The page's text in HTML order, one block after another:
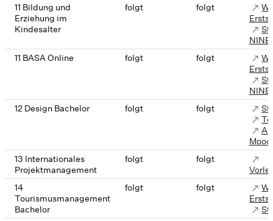
11 Bildung und
Erziehung im
Kindesalter
folgt folgt
NINE
11 BASA Online
folgt folgt
NINE
12 Design Bachelor
folgt folgt
13 Internationales
Projektmanagement
folgt
folgt
14
Tourismusmanagement
Bachelor
folgt folgt